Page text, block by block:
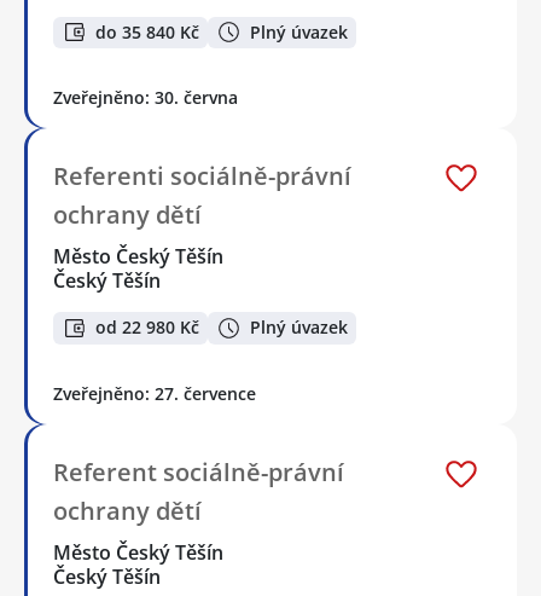
do 35 840 Kč Plný úvazek
Zveřejněno: 30. června
Referenti sociálně-právní
ochrany dětí
Město Český Těšín
Český Těšín
od 22 980 Kč Plný úvazek
Zveřejněno: 27. července
Referent sociálně-právní
ochrany dětí
Město Český Těšín
Český Těšín